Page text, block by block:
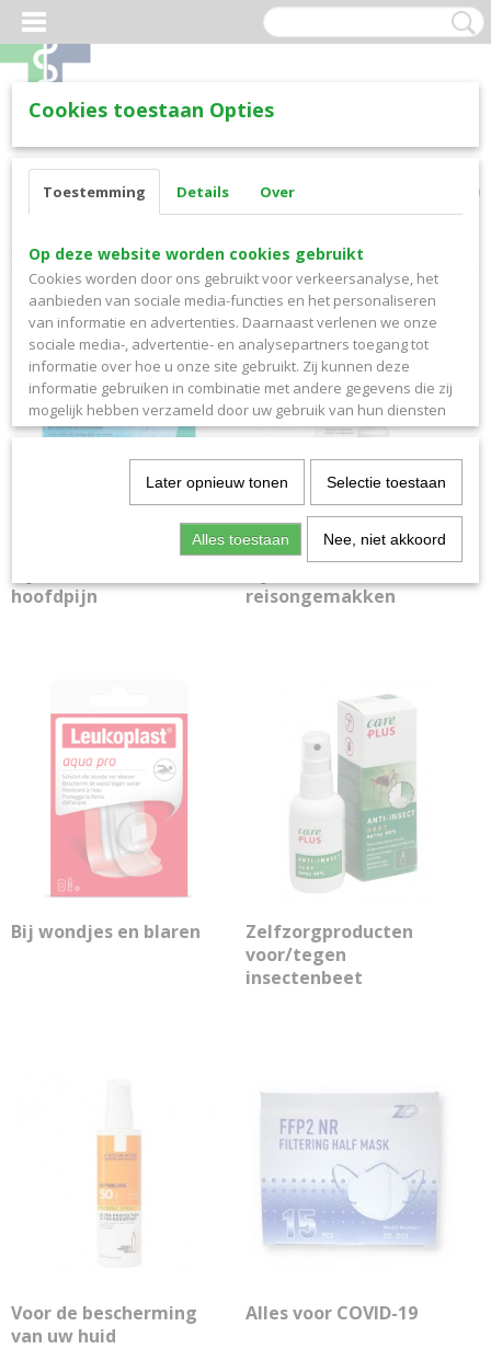
Inloggen Registreren
(0)
Home >Reisapotheek> Checklist
hoofdpijn
reisongemakken
Bij wondjes en blaren
Zelfzorgproducten
voor/tegen
insectenbeet
Voor de bescherming
van uw huid
Alles voor COVID-19
Cookies toestaan Opties
Toestemming Details Over
Op deze website worden cookies gebruikt
Cookies worden door ons gebruikt voor verkeersanalyse, het
aanbieden van sociale media-functies en het personaliseren
van informatie en advertenties. Daarnaast verlenen we onze
sociale media-, advertentie- en analysepartners toegang tot
informatie over hoe u onze site gebruikt. Zij kunnen deze
informatie gebruiken in combinatie met andere gegevens die zij
mogelijk hebben verzameld door uw gebruik van hun diensten
of die u hen hebt verstrekt.
Later opnieuw tonen Selectie toestaan
Alles toestaan Nee, niet akkoord